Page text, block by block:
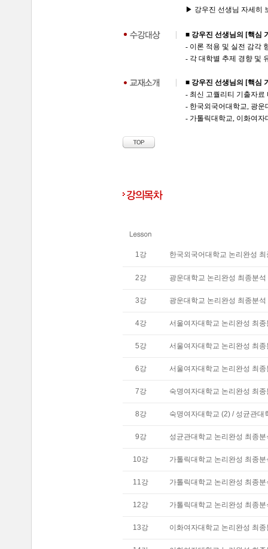
▶ 강우진 선생님 자세히
■ 강우진 선생님의 [핵심
- 이론 적용 및 실전 감각
- 각 대학별 추제 경향 및
■ 강우진 선생님의 [핵심
- 최신 고퀄리티 기출자
- 한국외국어대학교, 광
- 가톨릭대학교, 이화여
1강 한국외국어대학교 논리완성 최
2강 광운대학교 논리완성 최종분석
3강 광운대학교 논리완성 최종분석
4강 서울여자대학교 논리완성 최
5강 서울여자대학교 논리완성 최
6강 서울여자대학교 논리완성 최
7강 숙명여자대학교 논리완성 최
8강 숙명여자대학교 (2) / 성균관대
9강 성균관대학교 논리완성 최종분
10강 가톨릭대학교 논리완성 최종분
11강 가톨릭대학교 논리완성 최종분
12강 가톨릭대학교 논리완성 최종분
13강 이화여자대학교 논리완성 최